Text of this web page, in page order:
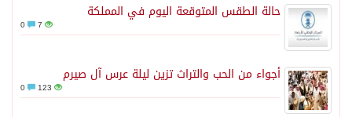
حالة الطقس المتوقعة اليوم في المملكة
7
أجواء من الحب والتراث تزين ليلة عرس آل صيرم
123